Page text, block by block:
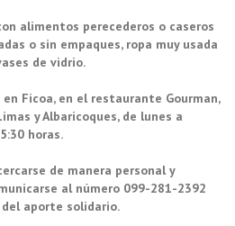
alimentos perecederos o caseros
o sin empaques, ropa muy usada
de vidrio.
Ficoa, en el restaurante Gourman,
y Albaricoques, de lunes a
horas.
de manera personal y
al número 099-281-2392
aporte solidario.